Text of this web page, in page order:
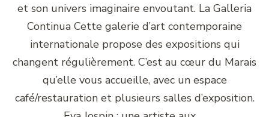
et son univers imaginaire envoutant. La Galleria
Continua Cette galerie d’art contemporaine
internationale propose des expositions qui
changent régulièrement. C’est au cœur du Marais
qu’elle vous accueille, avec un espace
café/restauration et plusieurs salles d’exposition.